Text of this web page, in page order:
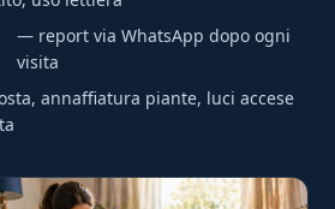
— report via WhatsApp dopo ogni
visita
annaffiatura piante, luci accese